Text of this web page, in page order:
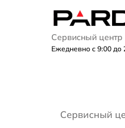
Сервисный центр
Ежедневно с 9:00 до
Сервисный